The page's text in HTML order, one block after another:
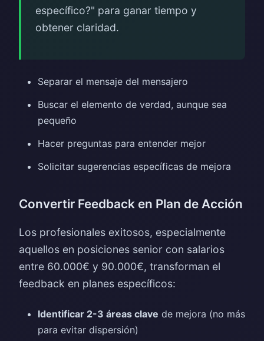
específico?" para ganar tiempo y
obtener claridad.
Separar el mensaje del mensajero
Buscar el elemento de verdad, aunque sea
pequeño
Hacer preguntas para entender mejor
Solicitar sugerencias específicas de mejora
Convertir Feedback en Plan de Acción
Los profesionales exitosos, especialmente
aquellos en posiciones senior con salarios
entre 60.000€ y 90.000€, transforman el
feedback en planes específicos:
Identificar 2-3 áreas clave de mejora (no más
para evitar dispersión)